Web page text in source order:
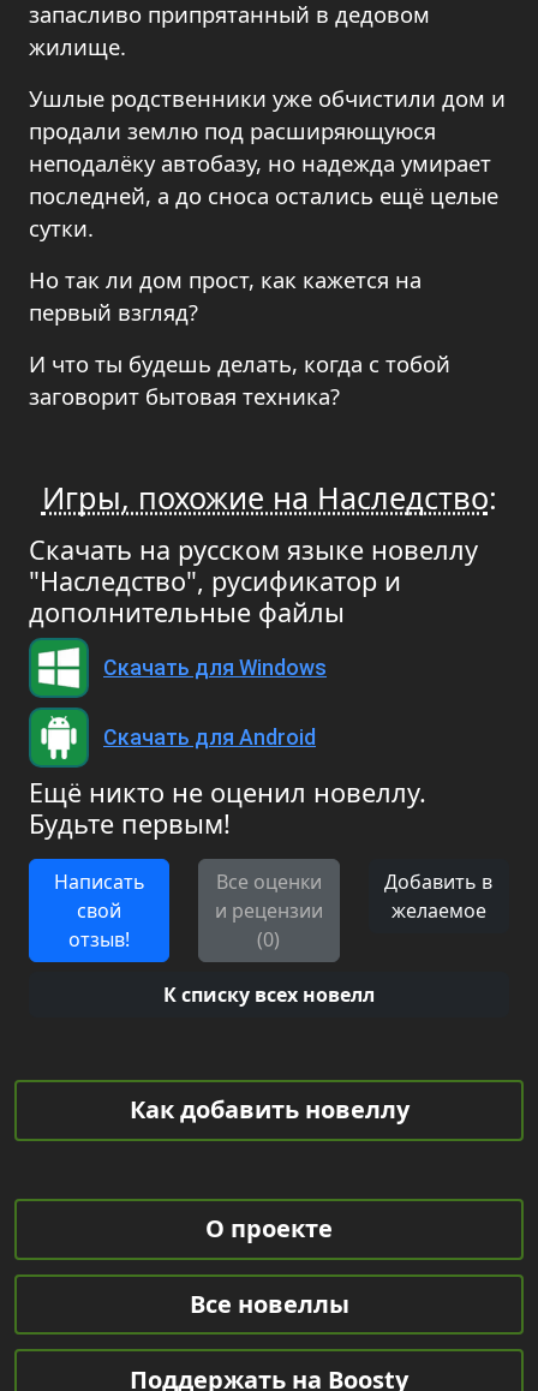
запасливо припрятанный в дедовом
жилище.
Ушлые родственники уже обчистили дом и
продали землю под расширяющуюся
неподалёку автобазу, но надежда умирает
последней, а до сноса остались ещё целые
сутки.
Но так ли дом прост, как кажется на
первый взгляд?
И что ты будешь делать, когда с тобой
заговорит бытовая техника?
Игры, похожие на Наследство:
Скачать на русском языке новеллу
"Наследство", русификатор и
дополнительные файлы
Скачать для Windows
Скачать для Android
Ещё никто не оценил новеллу.
Будьте первым!
Написать
свой
отзыв!
Все оценки
и рецензии
(0)
Добавить в
желаемое
К списку всех новелл
Как добавить новеллу
О проекте
Все новеллы
Поддержать на Boosty